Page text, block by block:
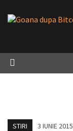
STIRI 3 IUNIE 2015